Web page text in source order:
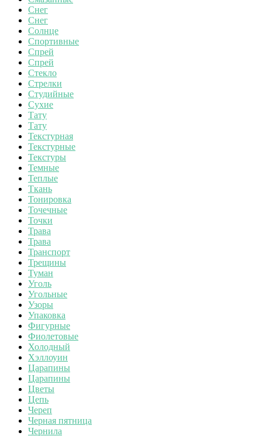
Снег
Снег
Солнце
Спортивные
Спрей
Спрей
Стекло
Стрелки
Студийные
Сухие
Тату
Тату
Текстурная
Текстурные
Текстуры
Темные
Теплые
Ткань
Тонировка
Точечные
Точки
Трава
Трава
Транспорт
Трещины
Туман
Уголь
Угольные
Узоры
Упаковка
Фигурные
Фиолетовые
Холодный
Хэллоуин
Царапины
Царапины
Цветы
Цепь
Череп
Черная пятница
Чернила